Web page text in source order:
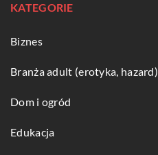
KATEGORIE
Biznes
Branża adult (erotyka, hazard)
Dom i ogród
Edukacja